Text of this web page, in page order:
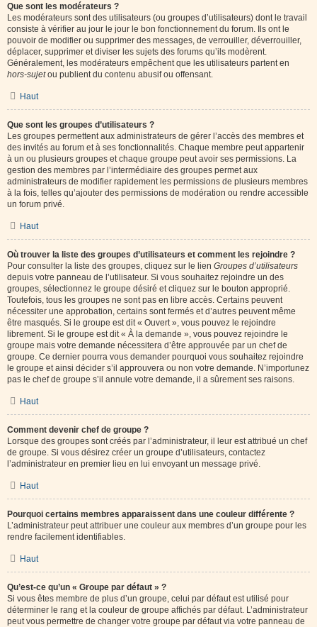
Que sont les modérateurs ?
Les modérateurs sont des utilisateurs (ou groupes d’utilisateurs) dont le travail
consiste à vérifier au jour le jour le bon fonctionnement du forum. Ils ont le
pouvoir de modifier ou supprimer des messages, de verrouiller, déverrouiller,
déplacer, supprimer et diviser les sujets des forums qu’ils modèrent.
Généralement, les modérateurs empêchent que les utilisateurs partent en
hors-sujetou publient du contenu abusif ou offensant.
Haut
Que sont les groupes d’utilisateurs ?
Les groupes permettent aux administrateurs de gérer l’accès des membres et
des invités au forum et à ses fonctionnalités. Chaque membre peut appartenir
à un ou plusieurs groupes et chaque groupe peut avoir ses permissions. La
gestion des membres par l’intermédiaire des groupes permet aux
administrateurs de modifier rapidement les permissions de plusieurs membres
à la fois, telles qu’ajouter des permissions de modération ou rendre accessible
un forum privé.
Haut
Où trouver la liste des groupes d’utilisateurs et comment les rejoindre ?
Pour consulter la liste des groupes, cliquez sur le lien Groupes d’utilisateurs
depuis votre panneau de l’utilisateur. Si vous souhaitez rejoindre un des
groupes, sélectionnez le groupe désiré et cliquez sur le bouton approprié.
Toutefois, tous les groupes ne sont pas en libre accès. Certains peuvent
nécessiter une approbation, certains sont fermés et d’autres peuvent même
être masqués. Si le groupe est dit « Ouvert », vous pouvez le rejoindre
librement. Si le groupe est dit « À la demande », vous pouvez rejoindre le
groupe mais votre demande nécessitera d’être approuvée par un chef de
groupe. Ce dernier pourra vous demander pourquoi vous souhaitez rejoindre
le groupe et ainsi décider s’il approuvera ou non votre demande. N’importunez
pas le chef de groupe s’il annule votre demande, il a sûrement ses raisons.
Haut
Comment devenir chef de groupe ?
Lorsque des groupes sont créés par l’administrateur, il leur est attribué un chef
de groupe. Si vous désirez créer un groupe d’utilisateurs, contactez
l’administrateur en premier lieu en lui envoyant un message privé.
Haut
Pourquoi certains membres apparaissent dans une couleur différente ?
L’administrateur peut attribuer une couleur aux membres d’un groupe pour les
rendre facilement identifiables.
Haut
Qu’est-ce qu’un « Groupe par défaut » ?
Si vous êtes membre de plus d’un groupe, celui par défaut est utilisé pour
déterminer le rang et la couleur de groupe affichés par défaut. L’administrateur
peut vous permettre de changer votre groupe par défaut via votre panneau de